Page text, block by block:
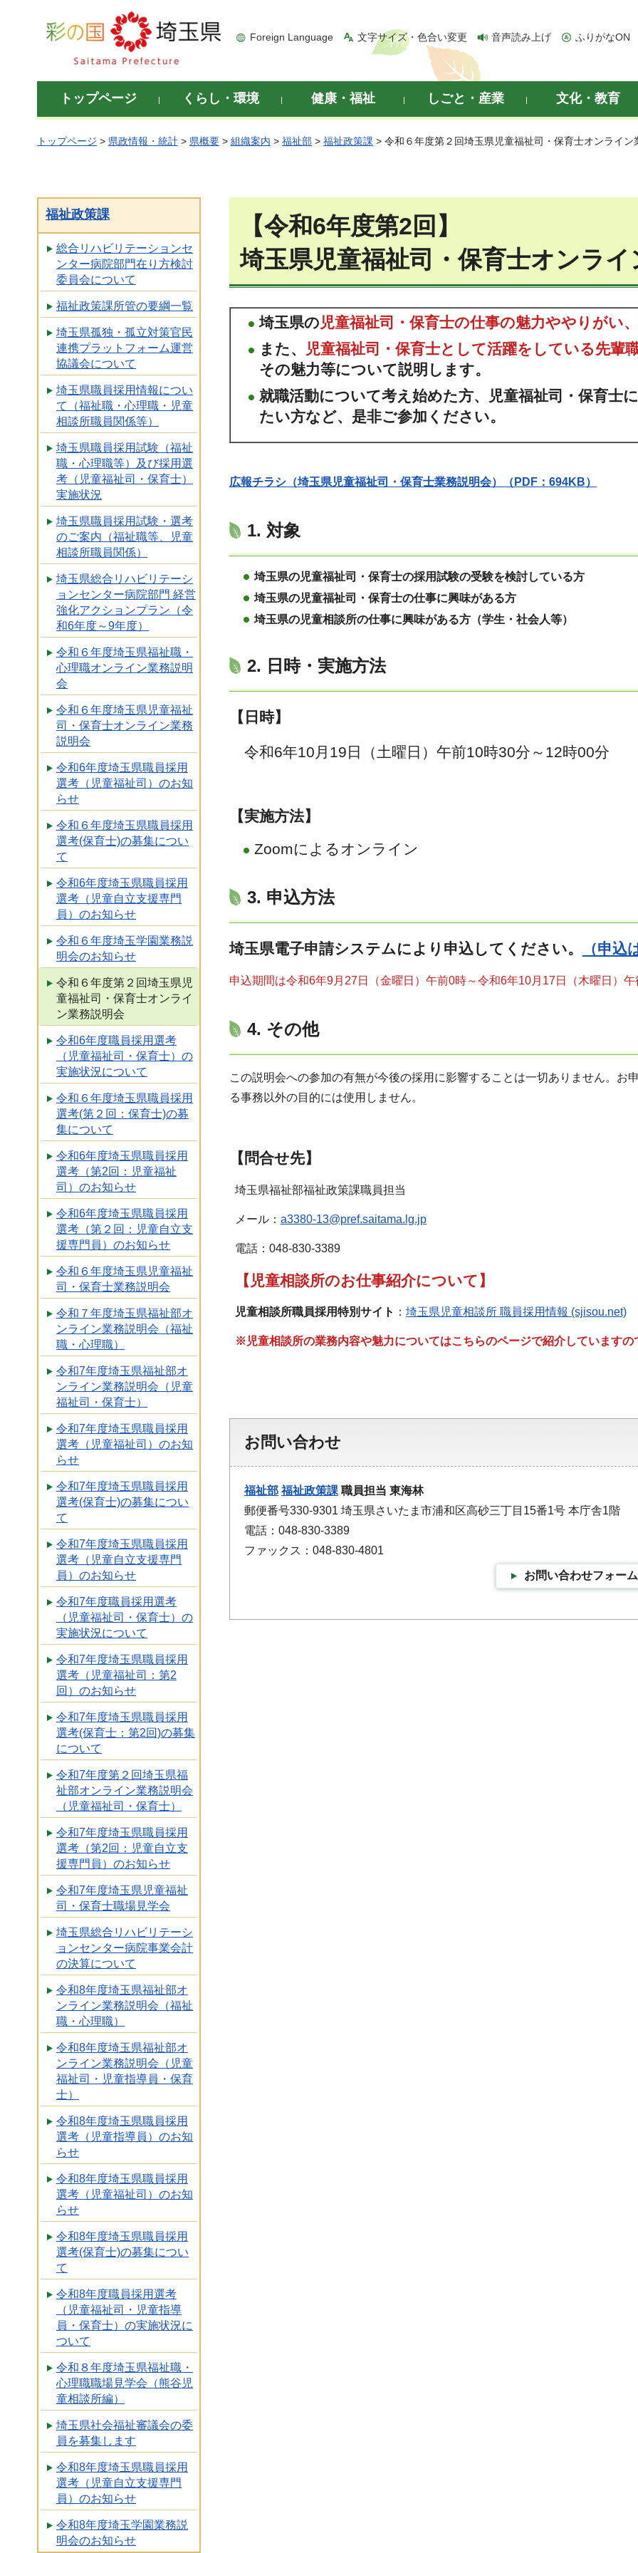
彩の国 埼玉県
Foreign Language 文字サイズ・色合い変更 音声読み上げ ふりがなON
トップページ くらし・環境 健康・福祉 しごと・産業 文化・教育
トップページ > 県政情報・統計 > 県概要 > 組織案内 > 福祉部 > 福祉政策課 > 令和６年度第２回埼玉県児童福祉司・保育士オンライン
福祉政策課
総合リハビリテーションセ
ンター病院部門在り方検討
委員会について
福祉政策課所管の要綱一覧
埼玉県孤独・孤立対策官民
連携プラットフォーム運営
協議会について
埼玉県職員採用情報につい
て（福祉職・心理職・児童
相談所職員関係等）
埼玉県職員採用試験（福祉
職・心理職等）及び採用選
考（児童福祉司・保育士）
実施状況
埼玉県職員採用試験・選考
のご案内（福祉職等、児童
相談所職員関係）
埼玉県総合リハビリテーシ
ョンセンター病院部門 経営
強化アクションプラン（令
和6年度～9年度）
令和６年度埼玉県福祉職・
心理職オンライン業務説明
会
令和６年度埼玉県児童福祉
司・保育士オンライン業務
説明会
令和6年度埼玉県職員採用
選考（児童福祉司）のお知
らせ
令和６年度埼玉県職員採用
選考(保育士)の募集につい
て
令和6年度埼玉県職員採用
選考（児童自立支援専門
員）のお知らせ
令和６年度埼玉学園業務説
明会のお知らせ
令和６年度第２回埼玉県児
童福祉司・保育士オンライ
ン業務説明会
令和6年度職員採用選考
（児童福祉司・保育士）の
実施状況について
令和６年度埼玉県職員採用
選考(第２回：保育士)の募
集について
令和6年度埼玉県職員採用
選考（第2回：児童福祉
司）のお知らせ
令和6年度埼玉県職員採用
選考（第２回：児童自立支
援専門員）のお知らせ
令和６年度埼玉県児童福祉
司・保育士業務説明会
令和７年度埼玉県福祉部オ
ンライン業務説明会（福祉
職・心理職）
令和7年度埼玉県福祉部オ
ンライン業務説明会（児童
福祉司・保育士）
令和7年度埼玉県職員採用
選考（児童福祉司）のお知
らせ
令和7年度埼玉県職員採用
選考(保育士)の募集につい
て
令和7年度埼玉県職員採用
選考（児童自立支援専門
員）のお知らせ
令和7年度職員採用選考
（児童福祉司・保育士）の
実施状況について
令和7年度埼玉県職員採用
選考（児童福祉司：第2
回）のお知らせ
令和7年度埼玉県職員採用
選考(保育士：第2回)の募集
について
令和7年度第２回埼玉県福
祉部オンライン業務説明会
（児童福祉司・保育士）
令和7年度埼玉県職員採用
選考（第2回：児童自立支
援専門員）のお知らせ
令和7年度埼玉県児童福祉
司・保育士職場見学会
埼玉県総合リハビリテーシ
ョンセンター病院事業会計
の決算について
令和8年度埼玉県福祉部オ
ンライン業務説明会（福祉
職・心理職）
令和8年度埼玉県福祉部オ
ンライン業務説明会（児童
福祉司・児童指導員・保育
士）
令和8年度埼玉県職員採用
選考（児童指導員）のお知
らせ
令和8年度埼玉県職員採用
選考（児童福祉司）のお知
らせ
令和8年度埼玉県職員採用
選考(保育士)の募集につい
て
令和8年度職員採用選考
（児童福祉司・児童指導
員・保育士）の実施状況に
ついて
令和８年度埼玉県福祉職・
心理職職場見学会（熊谷児
童相談所編）
埼玉県社会福祉審議会の委
員を募集します
令和8年度埼玉県職員採用
選考（児童自立支援専門
員）のお知らせ
令和8年度埼玉学園業務説
明会のお知らせ
【令和6年度第2回】
埼玉県児童福祉司・保育士オンラ
埼玉県の 児童福祉司・保育士の仕事の魅力ややりがい
また、
児童福祉司・保育士として活躍をしている先輩
その魅力等について説明します。
就職活動について考え始めた方、児童福祉司・保育士
たい方など、是非ご参加ください。
広報チラシ（埼玉県児童福祉司・保育士業務説明会）（PDF：694KB）
1. 対象
埼玉県の児童福祉司・保育士の採用試験の受験を検討している方
埼玉県の児童福祉司・保育士の仕事に興味がある方
埼玉県の児童相談所の仕事に興味がある方（学生・社会人等）
2. 日時・実施方法
【日時】
令和6年10月19日（土曜日）午前10時30分～12時00分
【実施方法】
Zoomによるオンライン
3. 申込方法
埼玉県電子申請システムにより申込してください。 （申込
申込期間は令和6年9月27日（金曜日）午前0時～令和6年10月17日（木曜日）午
4. その他
この説明会への参加の有無が今後の採用に影響することは一切ありません。お
る事務以外の目的には使用しません。
【問合せ先】
埼玉県福祉部福祉政策課職員担当
メール： a3380-13@pref.saitama.lg.jp
電話：048-830-3389
【児童相談所のお仕事紹介について】
児童相談所職員採用特別サイト ： 埼玉県児童相談所 職員採用情報 (sjisou.net)
※児童相談所の業務内容や魅力についてはこちらのページで紹介していますの
お問い合わせ
福祉部 福祉政策課 職員担当 東海林
郵便番号330-9301 埼玉県さいたま市浦和区高砂三丁目15番1号 本庁舎1階
電話：048-830-3389
ファックス：048-830-4801
お問い合わせフォーム